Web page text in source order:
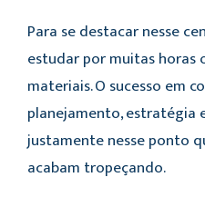
Para se destacar nesse
estudar por muitas horas
materiais. O sucesso em
planejamento, estratégia
justamente nesse ponto
acabam tropeçando.